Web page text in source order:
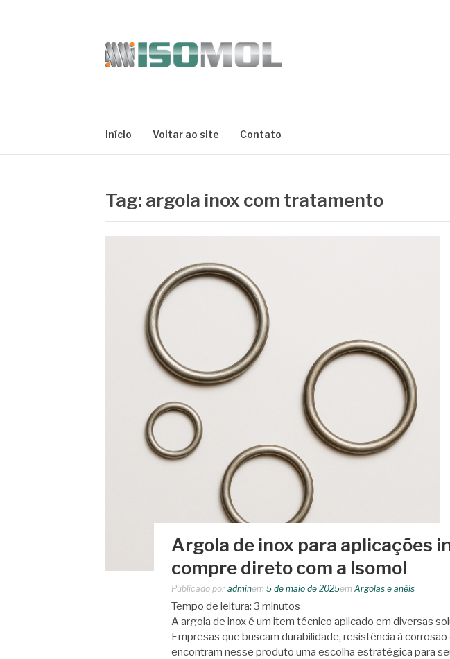
Início Voltar ao site Contato
Tag: argola inox com tratamento
Argola de inox para aplicações
compre direto com a Isomol
Publicado por adminem 5 de maio de 2025em Argolas e anéis
Tempo de leitura: 3 minutos
A argola de inox é um item técnico aplicado em diversas
Empresas que buscam durabilidade, resistência à
encontram nesse produto uma escolha estratégica para